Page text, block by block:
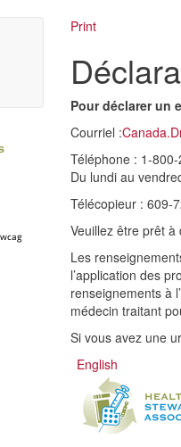
Print
Pour déclarer un
Courriel :
Téléphone : 1-
Du lundi au
Télécopieur : 609-
Veuillez être prêt
Les
l’application des
renseignements à
médecin traitant
Si vous avez une
English